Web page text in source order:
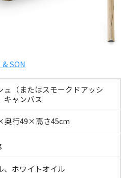
& SON
ュ（またはスモークドアッシ
キャンバス
奥行49×高さ45cm
、ホワイトオイル